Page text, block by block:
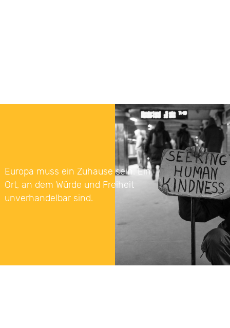
Europa muss ein Zuhause sein. Ein
Ort, an dem Würde und Freiheit
unverhandelbar sind.